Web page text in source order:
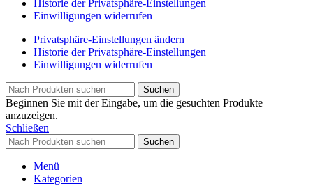
Historie der Privatsphäre-Einstellungen
Einwilligungen widerrufen
Privatsphäre-Einstellungen ändern
Historie der Privatsphäre-Einstellungen
Einwilligungen widerrufen
Suchen
Beginnen Sie mit der Eingabe, um die gesuchten Produkte
anzuzeigen.
Schließen
Suchen
Menü
Kategorien